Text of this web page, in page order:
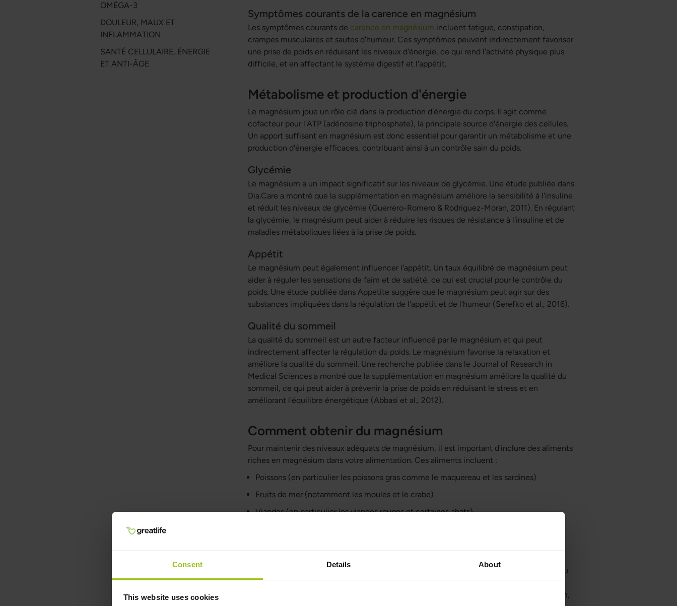
Consent Details About
This website uses cookies
Symptômes courants de la carence en magnésium
Les symptômes courants de carence en magnésium incluent fatigue, constipation,
crampes musculaires et sautes d'humeur. Ces symptômes peuvent indirectement favoriser
une prise de poids en réduisant les niveaux d'énergie, ce qui rend l'activité physique plus
difficile, et en affectant le système digestif et l'appétit.
Métabolisme et production d'énergie
Le magnésium joue un rôle clé dans la production d'énergie du corps. Il agit comme
cofacteur pour l'ATP (adénosine triphosphate), la principale source d'énergie des cellules.
Un apport suffisant en magnésium est donc essentiel pour garantir un métabolisme et une
production d'énergie efficaces, contribuant ainsi à un contrôle sain du poids.
Glycémie
Le magnésium a un impact significatif sur les niveaux de glycémie. Une étude publiée dans
Dia.Care a montré que la supplémentation en magnésium améliore la sensibilité à l'insuline
et réduit les niveaux de glycémie (Guerrero-Romero & Rodriguez-Moran, 2011). En régulant
la glycémie, le magnésium peut aider à réduire les risques de résistance à l'insuline et de
maladies métaboliques liées à la prise de poids.
Appétit
Le magnésium peut également influencer l'appétit. Un taux équilibré de magnésium peut
aider à réguler les sensations de faim et de satiété, ce qui est crucial pour le contrôle du
poids. Une étude publiée dansAppetite suggère que le magnésium peut agir sur des
substances impliquées dans la régulation de l'appétit et de l'humeur (Serefko et al., 2016).
Qualité du sommeil
La qualité du sommeil est un autre facteur influencé par le magnésium et qui peut
indirectement affecter la régulation du poids. Le magnésium favorise la relaxation et
améliore la qualité du sommeil. Une recherche publiée dans leJournal of Research in
Medical Sciences a montré que la supplémentation en magnésium améliore la qualité du
sommeil, ce qui peut aider à prévenir la prise de poids en réduisant le stress et en
améliorant l'équilibre énergétique (Abbasi et al., 2012).
Comment obtenir du magnésium
Pour maintenir des niveaux adéquats de magnésium, il est important d'inclure des aliments
riches en magnésium dans votre alimentation. Ces aliments incluent :
Poissons (en particulier les poissons gras comme le maquereau et les sardines)
Fruits de mer (notamment les moules et le crabe)
Viandes (en particulier les viandes rouges et certaines abats)
Les suppléments de magnésium peuvent être une bonne alternative pour ceux qui ont du
mal à en obtenir suffisamment par l'alimentation. Il est cependant important de choisir le
bon type de supplément de magnésium et d'éviter les formes bon marché de magnésium,
OMÉGA-3
DOULEUR, MAUX ET
INFLAMMATION
SANTÉ CELLULAIRE, ÉNERGIE
ET ANTI-ÂGE